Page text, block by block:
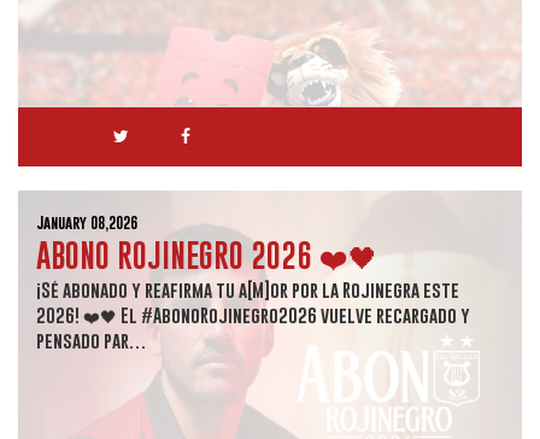
January 08,2026
ABONO ROJINEGRO 2026 ❤️🖤
¡Sé abonado y reafirma tu a[M]or por la Rojinegra este
2026! ❤️🖤 El #AbonoRojinegro2026 vuelve recargado y
pensado par…